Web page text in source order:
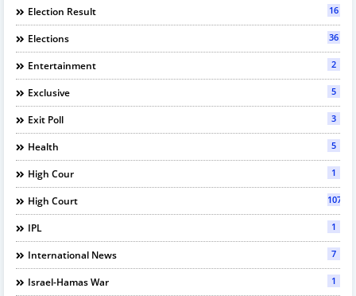
Election Result 16
Elections 36
Entertainment 2
Exclusive 5
Exit Poll 3
Health 5
High Cour 1
High Court 107
IPL 1
International News 7
Israel-Hamas War 1